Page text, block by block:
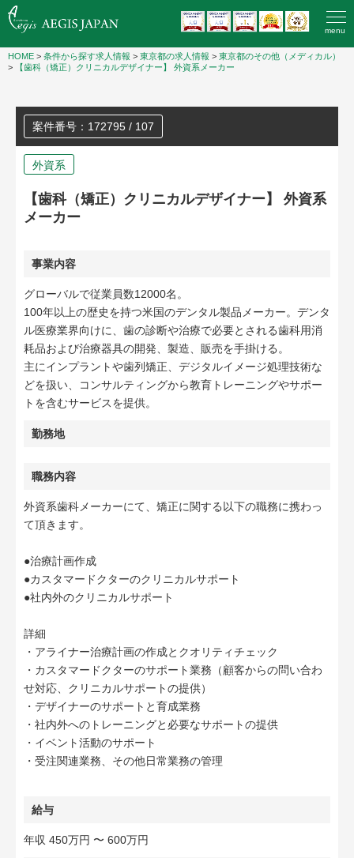
menu
HOME > 条件から探す求人情報 > 東京都の求人情報 > 東京都のその他（メディカル）
>
【歯科（矯正）クリニカルデザイナー】 外資系メーカー
案件番号：172795 / 107
外資系
【歯科（矯正）クリニカルデザイナー】 外資系
メーカー
事業内容
グローバルで従業員数12000名。
100年以上の歴史を持つ米国のデンタル製品メーカー。デンタ
ル医療業界向けに、歯の診断や治療で必要とされる歯科用消
耗品および治療器具の開発、製造、販売を手掛ける。
主にインプラントや歯列矯正、デジタルイメージ処理技術な
どを扱い、コンサルティングから教育トレーニングやサポー
トを含むサービスを提供。
勤務地
職務内容
外資系歯科メーカーにて、矯正に関する以下の職務に携わっ
て頂きます。
●治療計画作成
●カスタマードクターのクリニカルサポート
●社内外のクリニカルサポート
詳細
・アライナー治療計画の作成とクオリティチェック
・カスタマードクターのサポート業務（顧客からの問い合わ
せ対応、クリニカルサポートの提供）
・デザイナーのサポートと育成業務
・社内外へのトレーニングと必要なサポートの提供
・イベント活動のサポート
・受注関連業務、その他日常業務の管理
給与
年収 450万円 〜 600万円